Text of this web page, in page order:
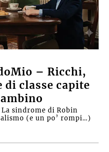
– Ricchi,
di classe capite
sindrome di Robin
(e un po’ rompi…)